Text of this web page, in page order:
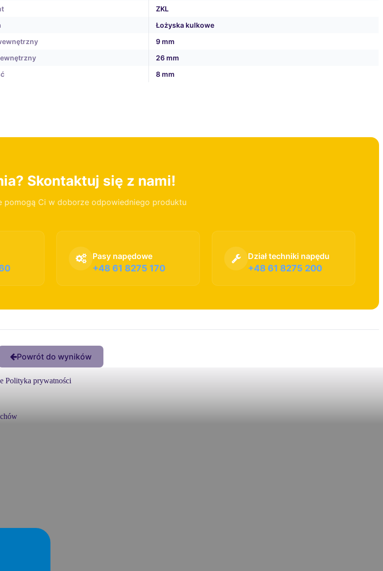
ZKL
Łożyska kulkowe
9 mm
26 mm
8 mm
Skontaktuj się z nami!
pomogą Ci w doborze odpowiedniego produktu
Pasy napędowe
+48 61 8275 170
Dział techniki napędu
+48 61 8275 200
Powrót do wyników
Polityka prywatności